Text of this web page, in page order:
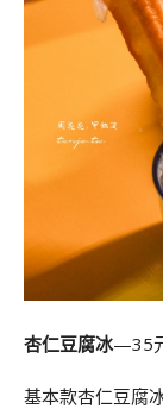
杏仁豆腐冰—35
基本款杏仁豆腐